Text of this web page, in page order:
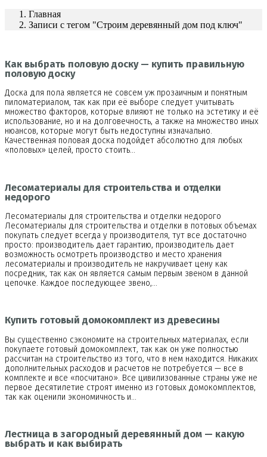
Главная
Записи с тегом "Строим деревянный дом под ключ"
Как выбрать половую доску — купить правильную
половую доску
Доска для пола является не совсем уж прозаичным и понятным
пиломатериалом, так как при её выборе следует учитывать
множество факторов, которые влияют не только на эстетику и её
использование, но и на долговечность, а также на множество иных
нюансов, которые могут быть недоступны изначально.
Качественная половая доска подойдет абсолютно для любых
«половых» целей, просто стоить…
Лесоматериалы для строительства и отделки
недорого
Лесоматериалы для строительства и отделки недорого
Лесоматериалы для строительства и отделки в потовых объемах
покупать следует всегда у производителя, тут все достаточно
просто: производитель дает гарантию, производитель дает
возможность осмотреть производство и место хранения
лесоматериалы и производитель не накручивает цену как
посредник, так как он является самым первым звеном в данной
цепочке. Каждое последующее звено,…
Купить готовый домокомплект из древесины
Вы существенно сэкономите на строительных материалах, если
покупаете готовый домокомплект, так как он уже полностью
рассчитан на строительство из того, что в нем находится. Никаких
дополнительных расходов и расчетов не потребуется — все в
комплекте и все «посчитано». Все цивилизованные страны уже не
первое десятилетие строят именно из готовых домокомплектов,
так как оценили экономичность и…
Лестница в загородный деревянный дом — какую
выбрать и как выбирать